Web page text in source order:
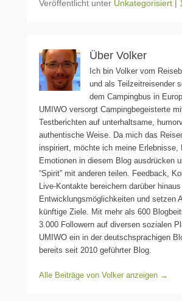
Veröffentlicht unter Unkategorisiert |
Über Volker
Ich bin Volker vom
und als Teilzeitreisender
dem Campingbus in
UMIWO versorgt Campingbegeisterte
Testberichten auf unterhaltsame,
authentische Weise. Da mich das
inspiriert, möchte ich meine Erlebnisse,
Emotionen in diesem Blog ausdrücken
“Spirit” mit anderen teilen. Feedback,
Live-Kontakte bereichern darüber
Entwicklungsmöglichkeiten und setzen
künftige Ziele. Mit mehr als 600
3.000 Followern auf diversen sozialen
UMIWO ein in der deutschsprachigen
bereits seit 2010 geführter Blog.
Alle Beiträge von Volker anzeigen →